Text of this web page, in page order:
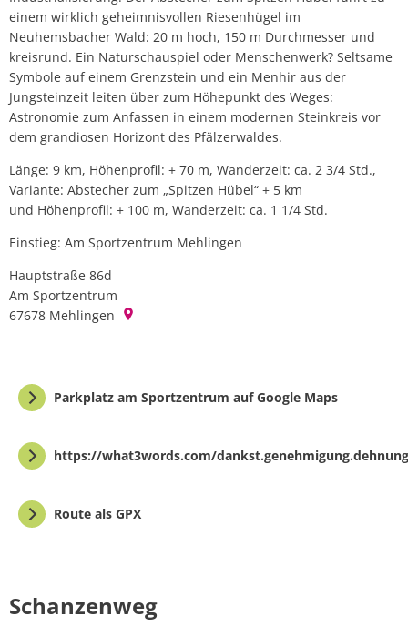
einem wirklich geheimnisvollen Riesenhügel im
Neuhemsbacher Wald: 20 m hoch, 150 m Durchmesser und
kreisrund. Ein Naturschauspiel oder Menschenwerk? Seltsame
Symbole auf einem Grenzstein und ein Menhir aus der
Jungsteinzeit leiten über zum Höhepunkt des Weges:
Astronomie zum Anfassen in einem modernen Steinkreis vor
dem grandiosen Horizont des Pfälzerwaldes.
Länge: 9 km, Höhenprofil: + 70 m, Wanderzeit: ca. 2 3/4 Std.,
Variante: Abstecher zum „Spitzen Hübel“ + 5 km
und Höhenprofil: + 100 m, Wanderzeit: ca. 1 1/4 Std.
Einstieg: Am Sportzentrum Mehlingen
Hauptstraße 86d
Am Sportzentrum
67678 Mehlingen
Parkplatz am Sportzentrum auf Google Maps
https://what3words.com/dankst.genehmigung.dehnung
Route als GPX
Schanzenweg